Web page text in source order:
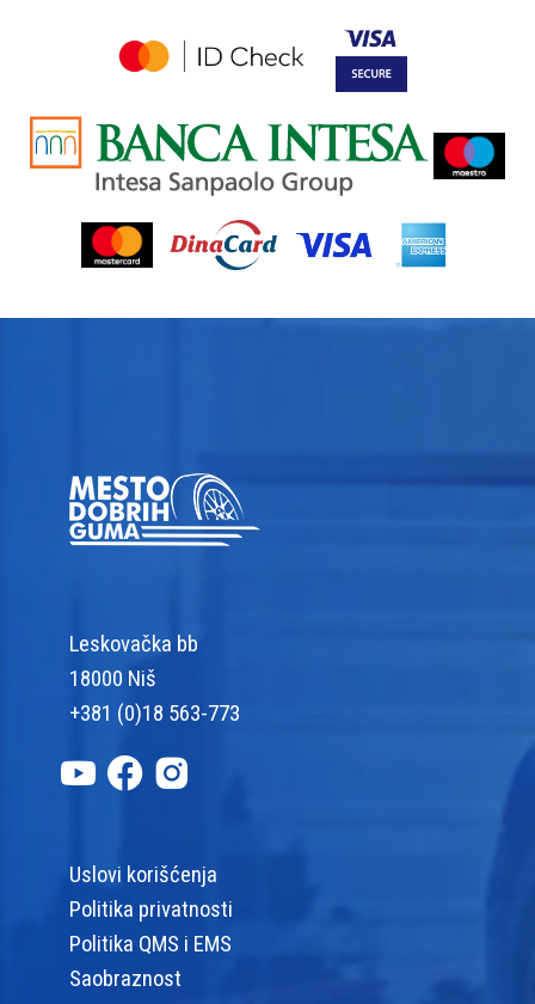
Leskovačka bb
18000 Niš
+381 (0)18 563-773
Uslovi korišćenja
Politika privatnosti
Politika QMS i EMS
Saobraznost